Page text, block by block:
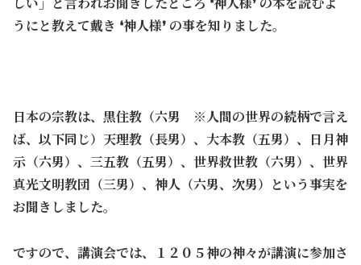
うにと教えて戴き ❛神人様❜ の事を知りました。
日本の宗教は、黒住教（六男 ※人間の世界の続柄で言え
ば、以下同じ）天理教（長男）、大本教（五男）、日月神
示（六男）、三五教（五男）、世界救世教（六男）、世界
真光文明教団（三男）、神人（六男、次男）という事実を
お聞きしました。
ですので、講演会では、１２０５神の神々が講演に参加さ